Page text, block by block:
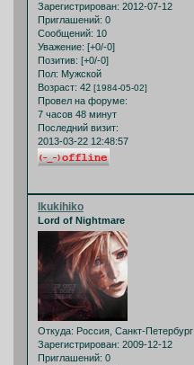
Зарегистрирован: 2012-07-12
Приглашений: 0
Сообщений: 10
Уважение: [+0/-0]
Позитив: [+0/-0]
Пол: Мужской
Возраст: 42 [1984-05-02]
Провел на форуме:
7 часов 48 минут
Последний визит:
2013-03-22 12:48:57
Ikukihiko
Lord of Nightmare
Откуда: Россия, Санкт-Петербург
Зарегистрирован: 2009-12-12
Приглашений: 0